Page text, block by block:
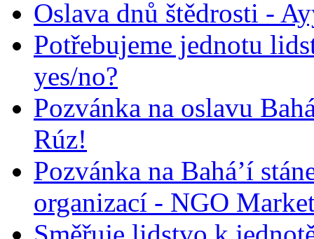
Oslava dnů štědrosti -
Potřebujeme jednotu
yes/no?
Pozvánka na oslavu
Rúz!
Pozvánka na Bahá’í
organizací - NGO